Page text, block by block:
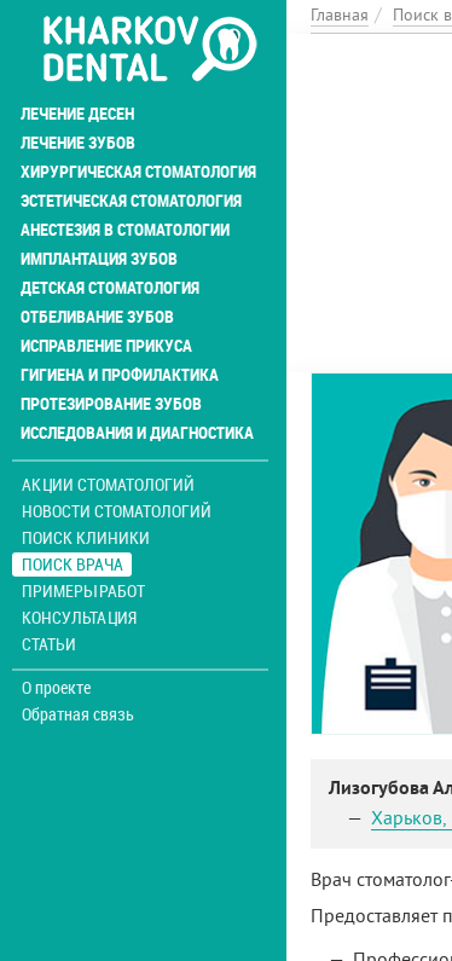
Перейти
основному
содержанию
ЛЕЧЕНИЕ ДЕСЕН
ЛЕЧЕНИЕ ЗУБОВ
ХИРУРГИЧЕСКАЯ СТОМАТОЛОГИЯ
ЭСТЕТИЧЕСКАЯ СТОМАТОЛОГИЯ
АНЕСТЕЗИЯ В СТОМАТОЛОГИИ
ИМПЛАНТАЦИЯ ЗУБОВ
ДЕТСКАЯ СТОМАТОЛОГИЯ
ОТБЕЛИВАНИЕ ЗУБОВ
ИСПРАВЛЕНИЕ ПРИКУСА
ГИГИЕНА И ПРОФИЛАКТИКА
ПРОТЕЗИРОВАНИЕ ЗУБОВ
ИССЛЕДОВАНИЯ И ДИАГНОСТИКА
АКЦИИ СТОМАТОЛОГИЙ
НОВОСТИ СТОМАТОЛОГИЙ
ПОИСК КЛИНИКИ
ПОИСК ВРАЧА
ПРИМЕРЫ РАБОТ
КОНСУЛЬТАЦИЯ
СТАТЬИ
О проекте
Обратная связь
Главная Поиск
Лизогубова
Харьков,
Врач
Предоставляет